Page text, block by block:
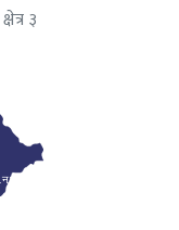
क्षेत्र ३
.न.पा